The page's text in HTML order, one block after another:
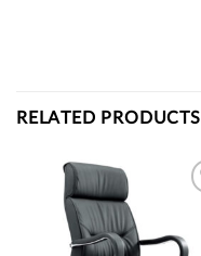
RELATED PRODUCTS